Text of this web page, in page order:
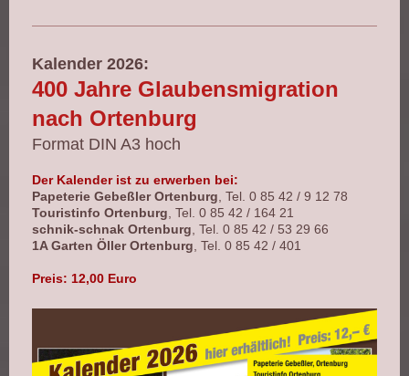
Kalender 2026:
400 Jahre Glaubensmigration
nach Ortenburg
Format DIN A3 hoch
Der Kalender ist zu erwerben bei:
Papeterie Gebeßler Ortenburg, Tel. 0 85 42 / 9 12 78
Touristinfo Ortenburg, Tel. 0 85 42 / 164 21
schnik-schnak Ortenburg, Tel. 0 85 42 / 53 29 66
1A Garten Öller Ortenburg, Tel. 0 85 42 / 401
Preis: 12,00 Euro